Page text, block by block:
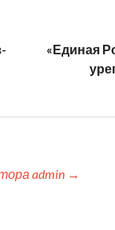
«Единая
admin →